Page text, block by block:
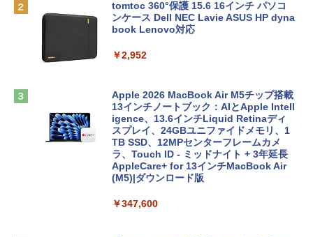
tomtoc 360°保護 15.6 16インチ パソコ
ンケース Dell NEC Lavie ASUS HP dyna
book Lenovo対応
￥2,952
Apple 2026 MacBook Air M5チップ搭載
13インチノートブック：AIとApple Intell
igence、13.6インチLiquid Retinaディ
スプレイ、24GBユニファイドメモリ、1
TB SSD、12MPセンターフレームカメ
ラ、Touch ID - ミッドナイト + 3年延長
AppleCare+ for 13インチMacBook Air
(M5)|ダウンロード版
￥347,600